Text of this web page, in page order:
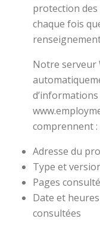
protection
chaque fois
Notre serveur
comprennent :
Adresse du
Type et
Pages
Date et
consultées